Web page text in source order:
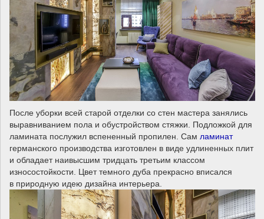
После уборки всей старой отделки со стен мастера занялись
выравниванием пола и обустройством стяжки. Подложкой для
ламината послужил вспененный пропилен. Сам ламинат
германского производства изготовлен в виде удлиненных плит
и обладает наивысшим тридцать третьим классом
износостойкости. Цвет темного дуба прекрасно вписался
в природную идею дизайна интерьера.